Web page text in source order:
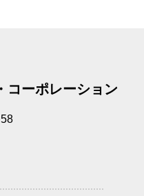
コーポレーション